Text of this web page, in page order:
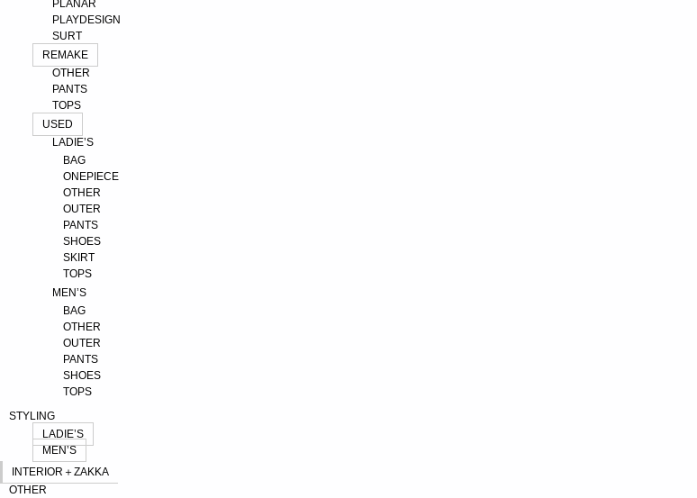
PLANAR
PLAYDESIGN
SURT
REMAKE
OTHER
PANTS
TOPS
USED
LADIE’S
BAG
ONEPIECE
OTHER
OUTER
PANTS
SHOES
SKIRT
TOPS
MEN’S
BAG
OTHER
OUTER
PANTS
SHOES
TOPS
STYLING
LADIE’S
MEN’S
INTERIOR＋ZAKKA
OTHER